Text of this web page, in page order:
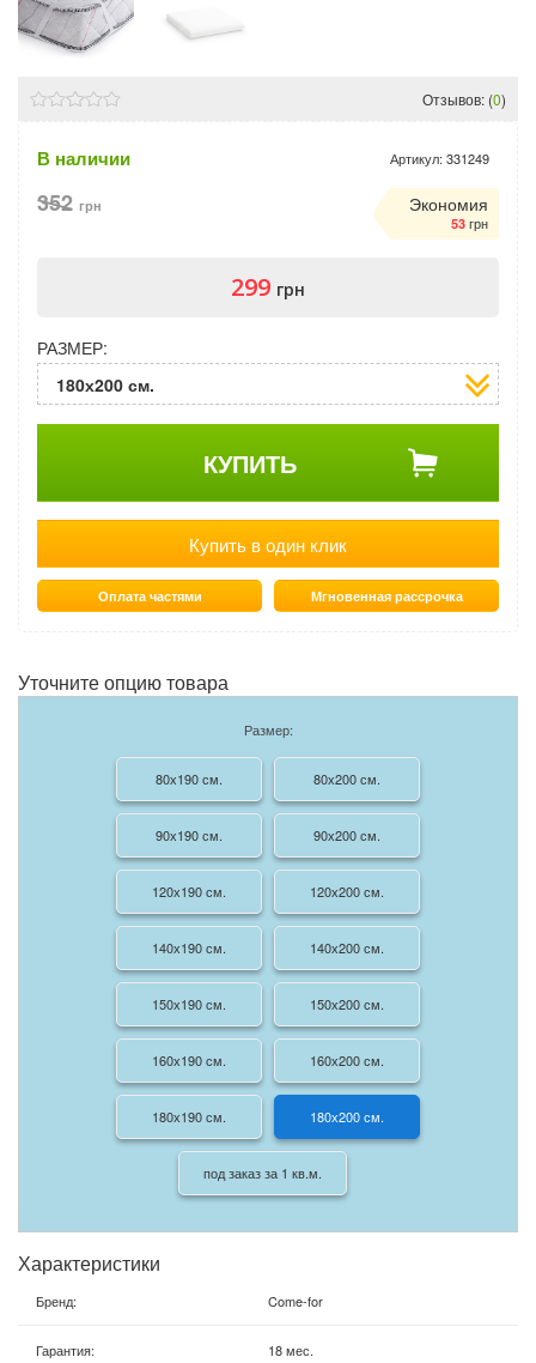
Отзывов: (0)
В наличии Артикул: 331249
352 грн Экономия
53 грн
299 грн
РАЗМЕР:
180х200 см.
КУПИТЬ
Купить в один клик
Оплата частями Мгновенная рассрочка
Уточните опцию товара
Размер:
80х190 см. 80х200 см.
90х190 см. 90х200 см.
120х190 см. 120х200 см.
140х190 см. 140х200 см.
150х190 см. 150х200 см.
160х190 см. 160х200 см.
180х190 см. 180х200 см.
под заказ за 1 кв.м.
Характеристики
Бренд: Come-for
Гарантия: 18 мес.